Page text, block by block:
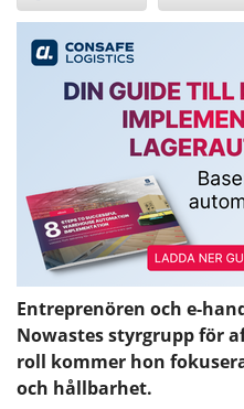
Entreprenören och e-
Nowastes styrgrupp för
roll kommer hon
och hållbarhet.